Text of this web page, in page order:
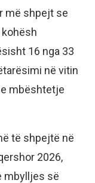
më shpejt se
16 nga 33
në vitin
mbështetje
të shpejtë në
2026,
mbylljes së